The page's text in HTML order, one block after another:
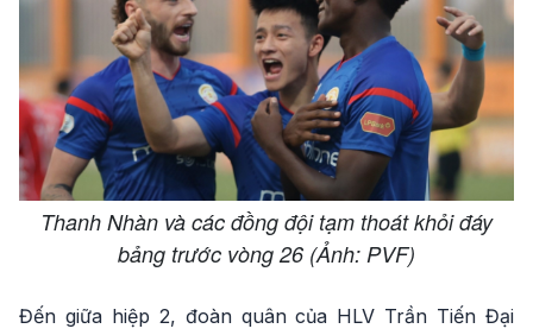
Thanh Nhàn và các đồng đội tạm thoát khỏi đáy
bảng trước vòng 26 (Ảnh: PVF)
Đến giữa hiệp 2, đoàn quân của HLV Trần Tiến Đại